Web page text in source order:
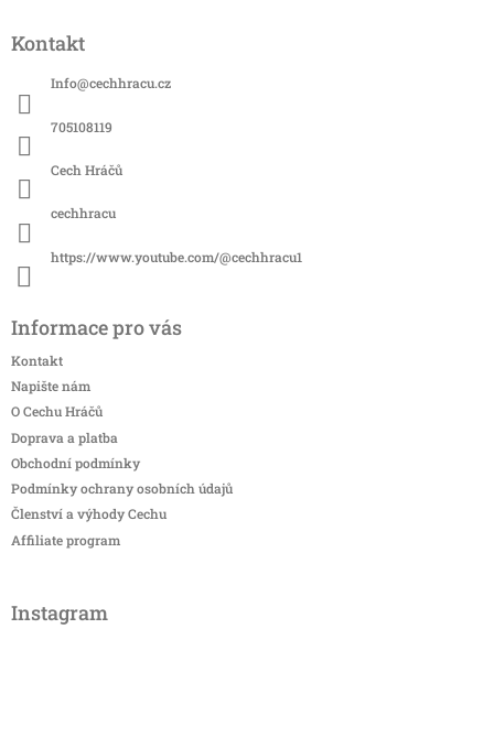
pKontakt
Info@cechhracu.cz
705108119
Cech Hráčů
cechhracu
https://www.youtube.com/@cechhracu1
Informace pro vás
Kontakt
Napište nám
O Cechu Hráčů
Doprava a platba
Obchodní podmínky
Podmínky ochrany osobních údajů
Členství a výhody Cechu
Affiliate program
Instagram